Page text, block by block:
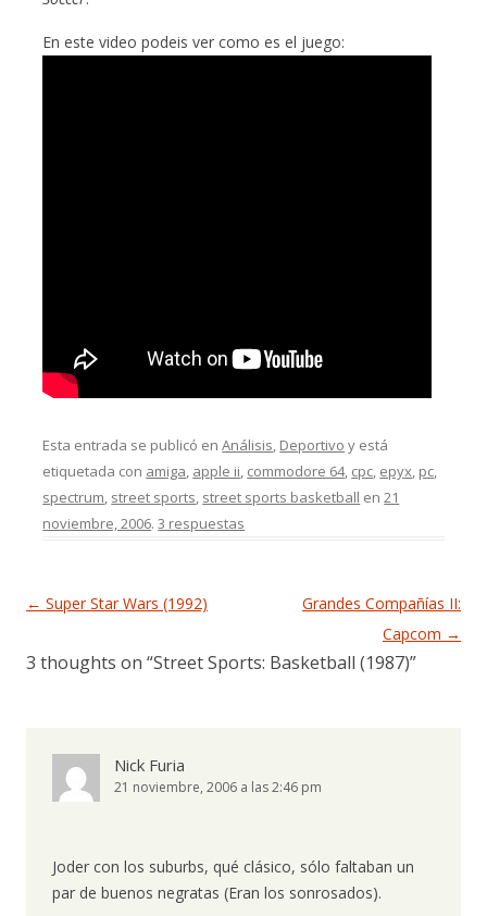
En este video podeis ver como es el juego:
Esta entrada se publicó enAnálisis, Deportivo y está
etiquetada con amiga, apple ii, commodore 64, cpc, epyx, pc,
spectrum, street sports, street sports basketball en21
noviembre, 2006.3 respuestas
Navegación de entradas
← Super Star Wars (1992)
Grandes Compañías II:
Capcom →
3 thoughts on “Street Sports: Basketball (1987)”
Nick Furia
21 noviembre, 2006 a las 2:46 pm
Joder con los suburbs, qué clásico, sólo faltaban un
par de buenos negratas (Eran los sonrosados).